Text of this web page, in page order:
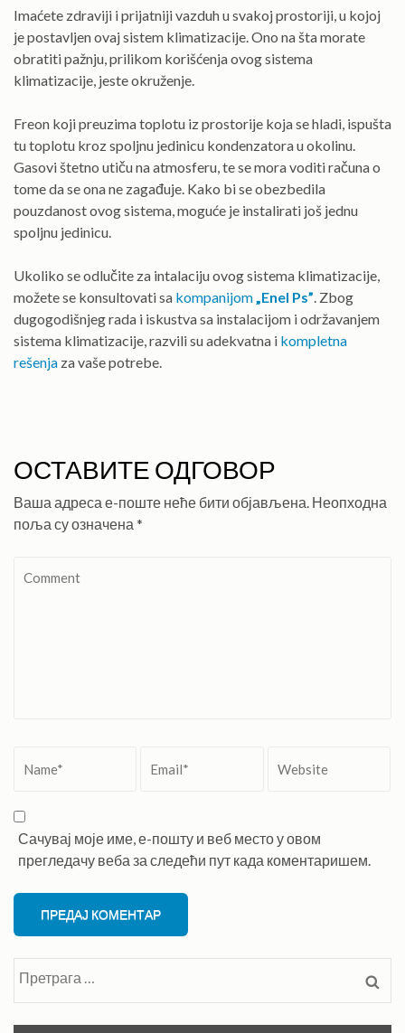
Imaćete zdraviji i prijatniji vazduh u svakoj prostoriji, u kojoj
je postavljen ovaj sistem klimatizacije. Ono na šta morate
obratiti pažnju, prilikom korišćenja ovog sistema
klimatizacije, jeste okruženje.
Freon koji preuzima toplotu iz prostorije koja se hladi, ispušta
tu toplotu kroz spoljnu jedinicu kondenzatora u okolinu.
Gasovi štetno utiču na atmosferu, te se mora voditi računa o
tome da se ona ne zagađuje. Kako bi se obezbedila
pouzdanost ovog sistema, moguće je instalirati još jednu
spoljnu jedinicu.
Ukoliko se odlučite za intalaciju ovog sistema klimatizacije,
možete se konsultovati sa kompanijom„Enel Ps”. Zbog
dugogodišnjeg rada i iskustva sa instalacijom i održavanjem
sistema klimatizacije, razvili su adekvatna i kompletna
rešenja za vaše potrebe.
ОСТАВИТЕ ОДГОВОР
Ваша адреса е-поште неће бити објављена. Неопходна
поља су означена *
Сачувај моје име, е-пошту и веб место у овом
прегледачу веба за следећи пут када коментаришем.